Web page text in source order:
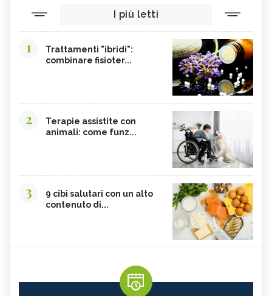
OLD MAN BANKSIA, IL FIORE
MOUNTAIN DEVIL, IL FIORE
AUSTRALIANO
MONGA WARATAH, IL FIORE
AUSTRALIANO
KAPOK BUSH, IL FIORE
AUSTRALIANO
AUSTRALIANO
AUSTRALIANO
GYMEA LILY, IL FIORE
AUSTRALIANO
FRESHWATER MANGROVE, IL FIORE
AUSTRALIANO
BANKSIA ROBUR, IL FIORE
AUSTRALIANO
I più letti
1
Trattamenti "ibridi":
combinare fisioter...
2
Terapie assistite con
animali: come funz...
3
9 cibi salutari con un alto
contenuto di...